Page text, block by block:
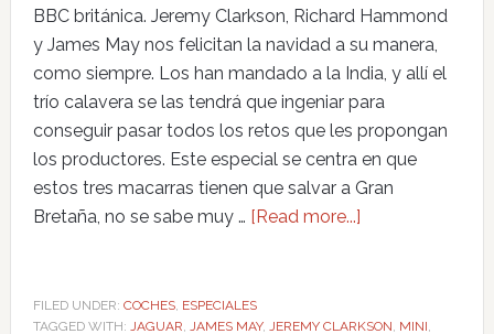
BBC británica. Jeremy Clarkson, Richard Hammond
y James May nos felicitan la navidad a su manera,
como siempre. Los han mandado a la India, y allí el
trío calavera se las tendrá que ingeniar para
conseguir pasar todos los retos que les propongan
los productores. Este especial se centra en que
estos tres macarras tienen que salvar a Gran
Bretaña, no se sabe muy … [Read more...]
FILED UNDER: COCHES, ESPECIALES
TAGGED WITH: JAGUAR, JAMES MAY, JEREMY CLARKSON, MINI,